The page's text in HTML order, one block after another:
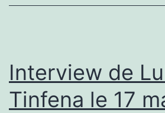
Interview de
Tinfena le 17